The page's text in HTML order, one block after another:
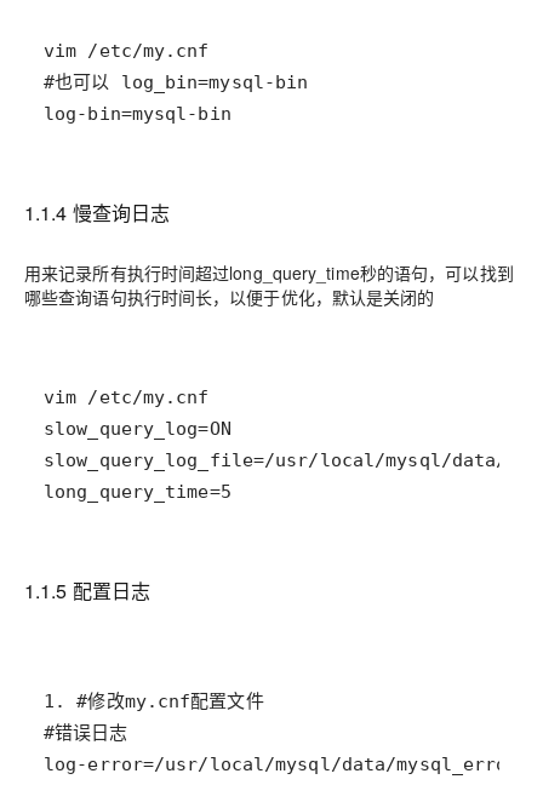
log-bin=mysql-bin
1.1.4 慢查询日志
用来记录所有执行时间超过long_query_time秒的语句，可以找到
哪些查询语句执行时间长，以便于优化，默认是关闭的
long_query_time=5
1.1.5 配置日志
1. #修改my.cnf配置文件